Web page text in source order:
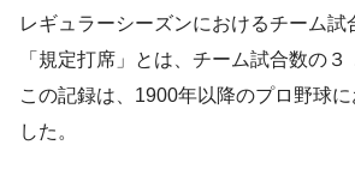
レギュラーシーズンにおけるチーム試
「規定打席」とは、チーム試合数の３
この記録は、1900年以降のプロ野球
した。